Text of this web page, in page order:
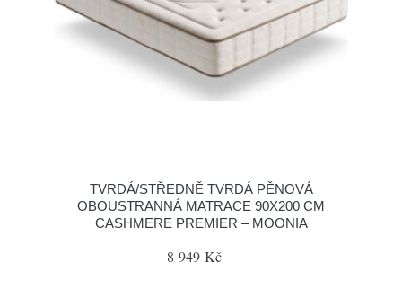
TVRDÁ/STŘEDNĚ TVRDÁ PĚNOVÁ
OBOUSTRANNÁ MATRACE 90X200 CM
CASHMERE PREMIER – MOONIA
8 949 Kč